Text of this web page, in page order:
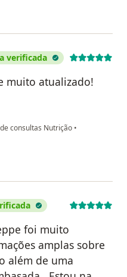
verificada
muito atualizado!
consultas Nutrição •
foi muito
amplas sobre
além de uma